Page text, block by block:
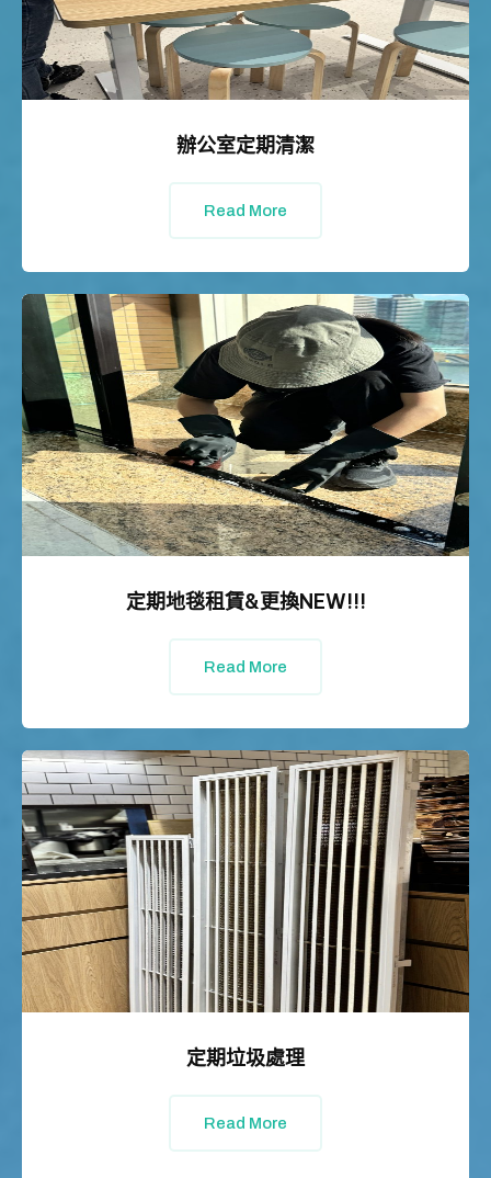
辦公室定期清潔
Read More
定期地毯租賃&更換NEW!!!
Read More
定期垃圾處理
Read More